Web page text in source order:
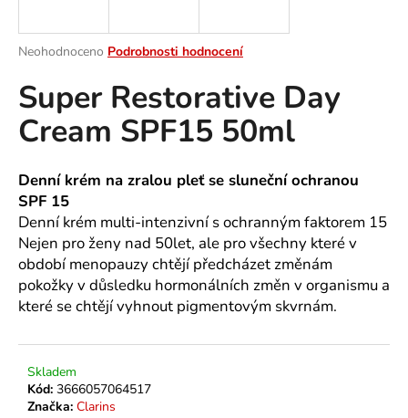
Průměrné
produktu
je
0,0
z
hvězdiček.
Neohodnoceno Podrobnosti hodnocení
Super Restorative Day
Cream SPF15 50ml
Denní krém na zralou pleť se sluneční ochranou
SPF 15
Denní krém multi-intenzivní s ochranným faktorem 15
Nejen pro ženy nad 50let, ale pro všechny které v
období menopauzy chtějí předcházet změnám
pokožky v důsledku hormonálních změn v organismu a
které se chtějí vyhnout pigmentovým skvrnám.
Skladem
Kód: 3666057064517
Značka: Clarins
j
t
?
D
o
o
u